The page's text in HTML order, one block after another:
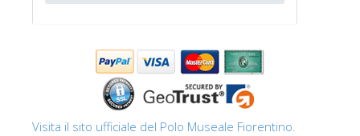
Visita il sito ufficiale del Polo Museale Fiorentino.